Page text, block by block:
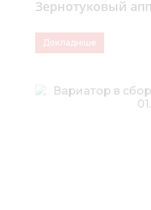
Зернотуковый
Докладніше